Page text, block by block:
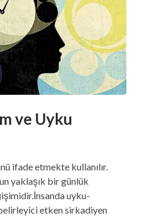
ve Uyku
ifade etmekte kullanılır.
yaklaşık bir günlük
uyku-
etken sirkadiyen